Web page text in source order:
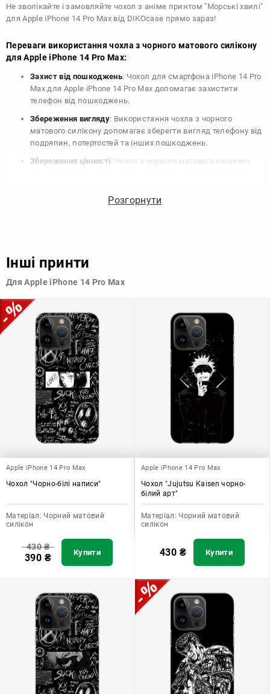
Не зволікайте і замовляйте чохол з аніме принтом "Морські хвилі"
для Apple iPhone 14 Pro Max від DIKOcase прямо зараз!
Переваги використання чохла з чорного матового силікону
для Apple iPhone 14 Pro Max:
Захист від пошкоджень: Чохол для смартфона iPhone 14 Pro
Max для Apple iPhone 14 Pro Max допомагає захистити
телефон від пошкоджень.
Збереження вигляду: Використання чохла з чорного
матового силікону допомагає зберегти вигляд телефону від
подряпин, потертостей та інших пошкоджень.
Збереження цінності: Чохол з чорного матового силікону
планують продати свій пристрій в майбутньому.
Узагалі, чохол для телефону - це дуже корисний аксесуар, який
допомагає захистити ваш пристрій, зберегти його цінність і
Розгорнути
Інші принти
Для Apple iPhone 14 Pro Max
Apple iPhone 14 Pro Max
Чохол "Чорно-білі написи"
Матеріал: Чорний матовий
силікон
430₴
390 ₴ Купити
Apple iPhone 14 Pro Max
Чохол "Jujutsu Kaisen чорно-
білий арт"
Матеріал: Чорний матовий
силікон
430 ₴ Купити